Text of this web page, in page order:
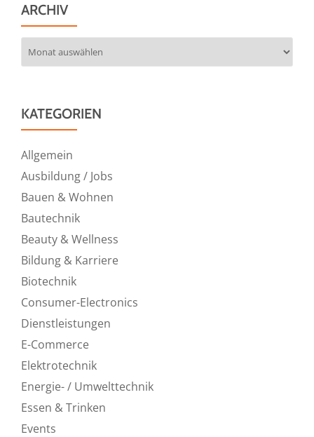
ARCHIV
KATEGORIEN
Allgemein
Ausbildung / Jobs
Bauen & Wohnen
Bautechnik
Beauty & Wellness
Bildung & Karriere
Biotechnik
Consumer-Electronics
Dienstleistungen
E-Commerce
Elektrotechnik
Energie- / Umwelttechnik
Essen & Trinken
Events